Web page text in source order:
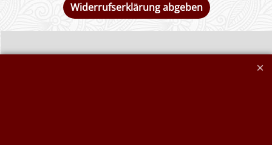
Widerrufserklärung abgeben